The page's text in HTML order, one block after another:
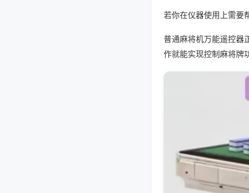
若你在仪器使用上需要
普通麻将机万能遥控器
作就能实现控制麻将牌